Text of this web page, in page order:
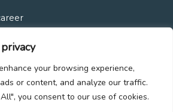
your browsing experience,
or content, and analyze our traffic.
you consent to our use of cookies.